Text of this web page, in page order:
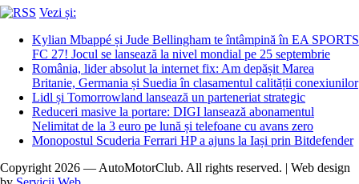
Vezi și:
Kylian Mbappé și Jude Bellingham te întâmpină în EA SPORTS
FC 27! Jocul se lansează la nivel mondial pe 25 septembrie
România, lider absolut la internet fix: Am depășit Marea
Britanie, Germania și Suedia în clasamentul calității conexiunilor
Lidl și Tomorrowland lansează un parteneriat strategic
Reduceri masive la portare: DIGI lansează abonamentul
Nelimitat de la 3 euro pe lună și telefoane cu avans zero
Monopostul Scuderia Ferrari HP a ajuns la Iași prin Bitdefender
Copyright 2026 — AutoMotorClub. All rights reserved. | Web design